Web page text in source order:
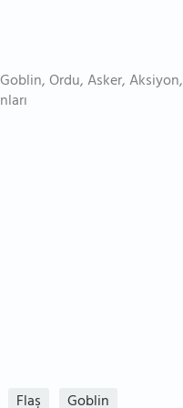
Goblin, Ordu, Asker, Aksiyon,
Flaş Goblin